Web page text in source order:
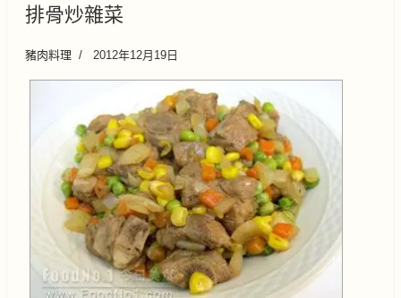
排骨炒雜菜
豬肉料理 2012年12月19日